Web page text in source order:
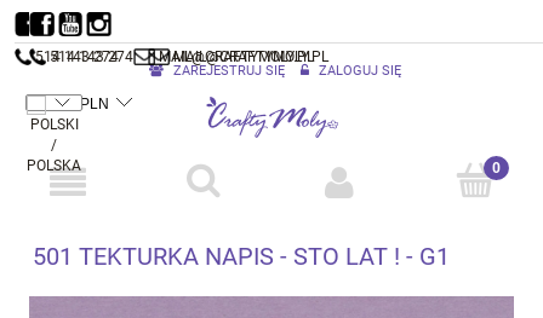
514 143 274 MAIL@CRAFTYMOLY.PL
ZAREJESTRUJ SIĘ ZALOGUJ SIĘ
514 143 274 MAIL@CRAFTYMOLY.PL
501 TEKTURKA NAPIS - STO LAT ! - G1